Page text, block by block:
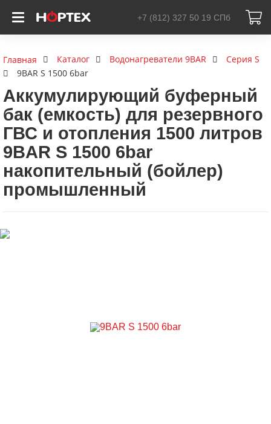
+7 (812) 327 50 19 СПб
Главная Каталог Водонагреватели 9BAR
Серия S
9BAR S 1500 6bar
Аккумулирующий буферный
бак (емкость) для резервного
ГВС и отопления 1500 литров
9BAR S 1500 6bar
накопительный (бойлер)
промышленный